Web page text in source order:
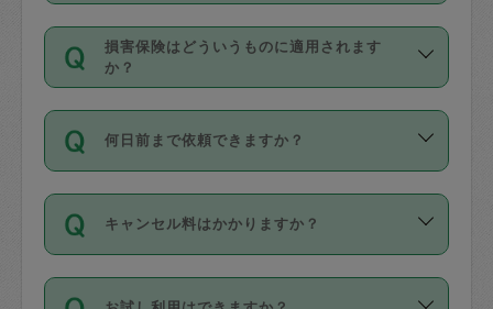
能です。依頼送信後、個別にタスカジさ
んにメッセージを送り調整してくださ
い。ただし、２時間を越えての調整はで
時間も被らない場合、損害保険の対象外
基本的に、高所での作業や危険作業、屋
外での作業は対象外です。
育園や学校の給食やレストランで料理関
係の専門職に従事されていた方、日本で
すでにハウスキーパーや英語の先生とし
てお仕事をしているフィリピン出身の
社員など様々なバックグラウンドの方が
登録しています。
日本語も話せる方など様々です。
応募の際に、各自事務局との面接と説明
を行っています。その後、身分証明書の
写真提出をしていただいています。外国
確認しています。タスカジさんトレーニ
ング動画を使ったセルフトレーニングの
現場トライアルを受け、合格したタスカ
ジさんが活動されています。
損害保険はどういうものに適用されます
か？
依頼者とタスカジさんとの間でタスカジ
を通して成立した作業時間内での作業に
適用されます。作業範囲は、掃除、洗
です。作業中に物を壊したり、人にけが
をさせたりした場合が対象で、補償金額
何日前まで依頼できますか？
ご依頼は、現在を起点に3日後（72時間
以降）の日時から受付可能となっていま
す。
キャンセル料はかかりますか？
キャンセル料には、以下の2種類がありま